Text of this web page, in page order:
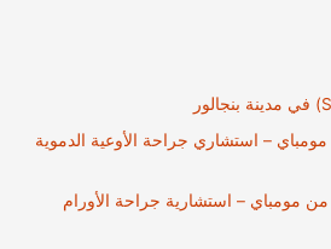
مومباي – استشاري جراحة الأوعية الدموية
من مومباي – استشارية جراحة الأورام